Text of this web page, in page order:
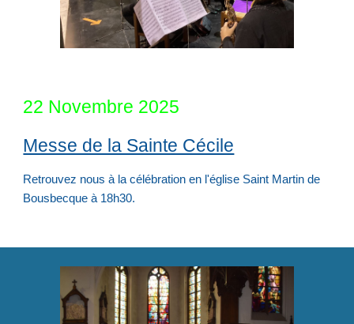
22 Novembre 2025
Messe de la Sainte Cécile
Retrouvez nous à la célébration en l'église Saint Martin de
Bousbecque à 18h30.